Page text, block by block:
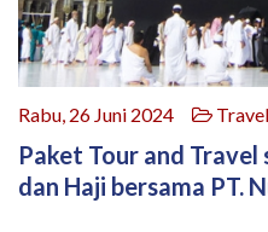
Rabu, 26 Juni 2024
Paket Tour and
dan Haji bersama PT.